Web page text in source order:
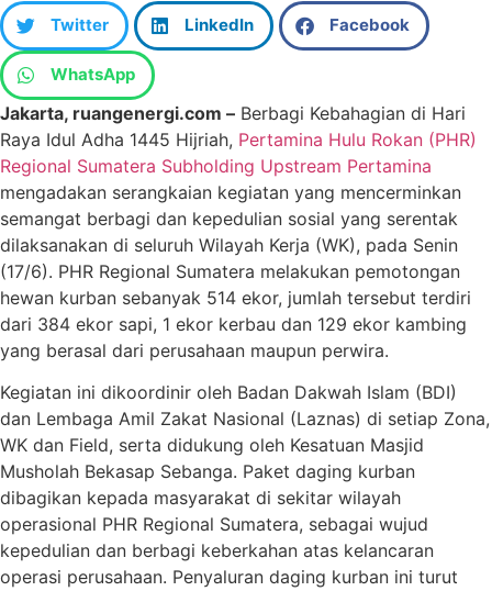
Twitter LinkedIn Facebook
WhatsApp
Jakarta, ruangenergi.com – Berbagi Kebahagian di Hari
Raya Idul Adha 1445 Hijriah, Pertamina Hulu Rokan (PHR)
Regional Sumatera Subholding Upstream Pertamina
mengadakan serangkaian kegiatan yang mencerminkan
semangat berbagi dan kepedulian sosial yang serentak
dilaksanakan di seluruh Wilayah Kerja (WK), pada Senin
(17/6). PHR Regional Sumatera melakukan pemotongan
hewan kurban sebanyak 514 ekor, jumlah tersebut terdiri
dari 384 ekor sapi, 1 ekor kerbau dan 129 ekor kambing
yang berasal dari perusahaan maupun perwira.
Kegiatan ini dikoordinir oleh Badan Dakwah Islam (BDI)
dan Lembaga Amil Zakat Nasional (Laznas) di setiap Zona,
WK dan Field, serta didukung oleh Kesatuan Masjid
Musholah Bekasap Sebanga. Paket daging kurban
dibagikan kepada masyarakat di sekitar wilayah
operasional PHR Regional Sumatera, sebagai wujud
kepedulian dan berbagi keberkahan atas kelancaran
operasi perusahaan. Penyaluran daging kurban ini turut